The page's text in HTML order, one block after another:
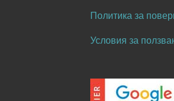
Политика за
Условия за